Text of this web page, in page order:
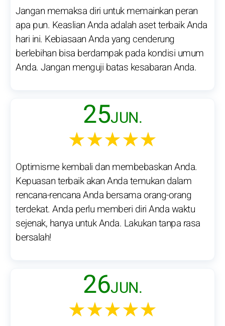
Jangan memaksa diri untuk memainkan peran
apa pun. Keaslian Anda adalah aset terbaik Anda
hari ini. Kebiasaan Anda yang cenderung
berlebihan bisa berdampak pada kondisi umum
Anda. Jangan menguji batas kesabaran Anda.
25JUN.
★★★★★
Optimisme kembali dan membebaskan Anda.
Kepuasan terbaik akan Anda temukan dalam
rencana-rencana Anda bersama orang-orang
terdekat. Anda perlu memberi diri Anda waktu
sejenak, hanya untuk Anda. Lakukan tanpa rasa
bersalah!
26JUN.
★★★★★